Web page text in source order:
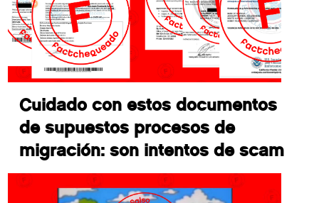
Cuidado con estos documentos
de supuestos procesos de
migración: son intentos de scam